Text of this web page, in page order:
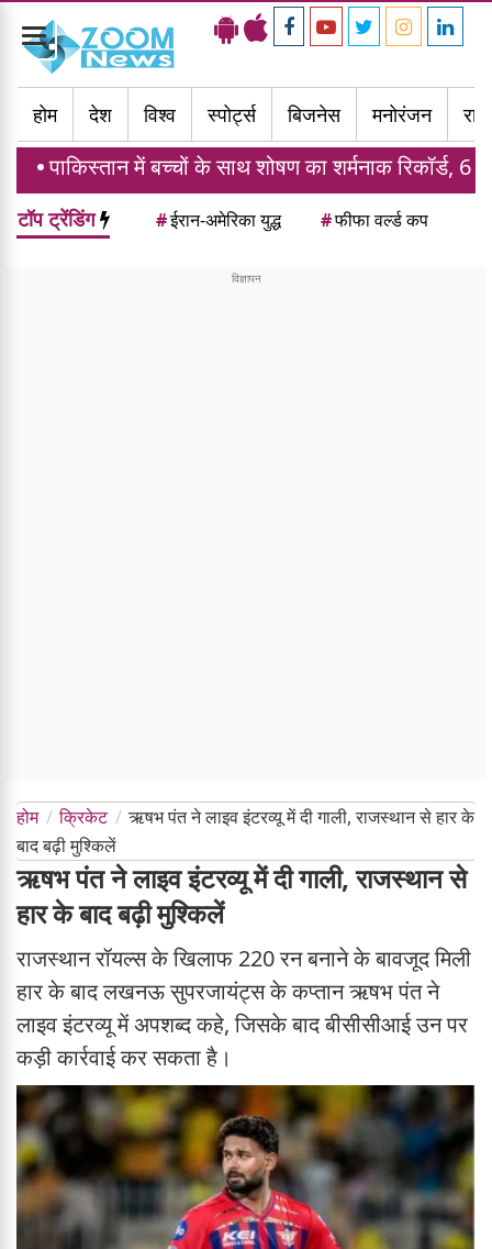
Toggle
navigation
होम
देश विश्व स्पोर्ट्स बिजनेस मनोरंजन
में बच्चों के साथ शोषण का शर्मनाक रिकॉर्ड, 6 महीने में 1914
टॉप ट्रेंडिंग #ईरान-अमेरिका युद्ध #फीफा वर्ल्ड कप
होम क्रिकेट
ऋषभ पंत ने लाइव इंटरव्यू में दी गाली, राजस्थान से हार के
बाद बढ़ी मुश्किलें
ऋषभ पंत ने लाइव इंटरव्यू में दी गाली, राजस्थान से
हार के बाद बढ़ी मुश्किलें
राजस्थान रॉयल्स के खिलाफ 220 रन बनाने के बावजूद मिली
हार के बाद लखनऊ सुपरजायंट्स के कप्तान ऋषभ पंत ने
लाइव इंटरव्यू में अपशब्द कहे, जिसके बाद बीसीसीआई उन पर
कड़ी कार्रवाई कर सकता है।